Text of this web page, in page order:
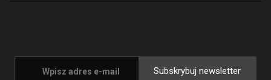
Subskrybuj newsletter